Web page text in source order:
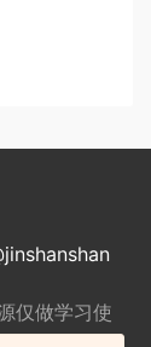
仅做学习使